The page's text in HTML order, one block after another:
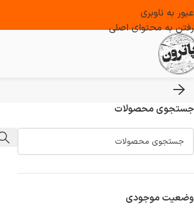
عبور به ناوبری
رفتن به محتوای اصلی
جستجوی محصولات
وضعیت موجودی